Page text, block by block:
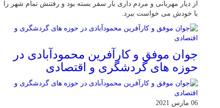
از دیار مهربانی و مردم داری بار سفر بسته بود و رفتنش تمام شهر را
با خودش می خواست ببرد.
جوان موفق و کارآفرین محمودآبادی در
حوزه های گردشگری و اقتصادی
06 مارس 2021